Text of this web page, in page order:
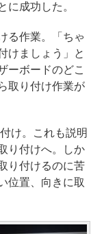
に成功した。
る作業。「ちゃ
けましょう」と
ーボードのどこ
取り付け作業が
け。これも説明
り付けへ。しか
り付けるのに苦
位置、向きに取